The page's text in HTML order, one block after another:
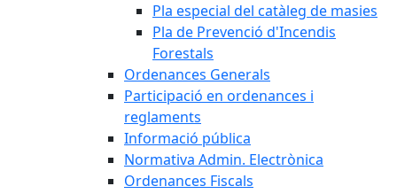
Pla especial del catàleg de masies
Pla de Prevenció d'Incendis
Forestals
Ordenances Generals
Participació en ordenances i
reglaments
Informació pública
Normativa Admin. Electrònica
Ordenances Fiscals